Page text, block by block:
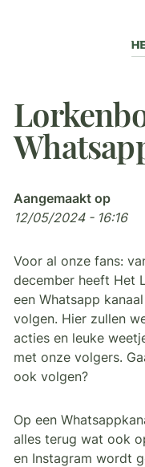
Aangemaakt op
12/05/2024 - 16:16
Voor al onze fans:
december heeft Het
een Whatsapp
volgen. Hier zullen
acties en leuke
met onze volgers.
ook volgen?
Op een
alles terug wat ook
en Instagram wordt